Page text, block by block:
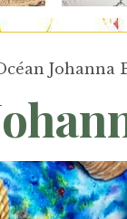
Johanna